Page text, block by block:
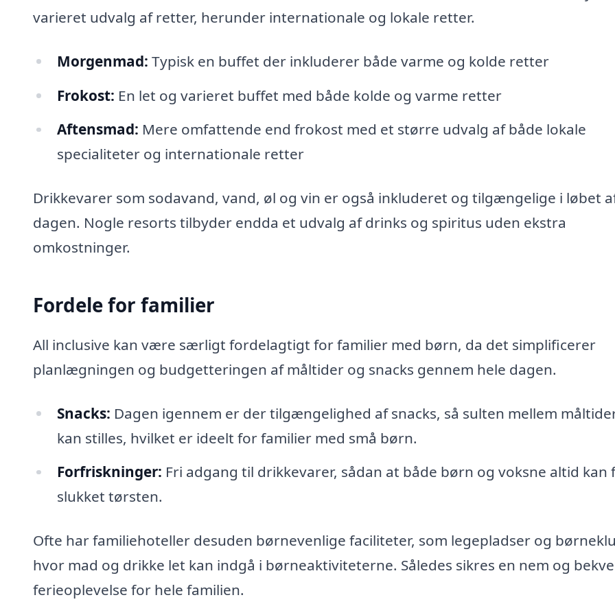
varieret udvalg af retter, herunder internationale og lokale retter.
Morgenmad: Typisk en buffet der inkluderer både varme og kolde retter
Frokost: En let og varieret buffet med både kolde og varme retter
Aftensmad: Mere omfattende end frokost med et større udvalg af både lokale
specialiteter og internationale retter
Drikkevarer som sodavand, vand, øl og vin er også inkluderet og tilgængelige i løbet
dagen. Nogle resorts tilbyder endda et udvalg af drinks og spiritus uden ekstra
omkostninger.
Fordele for familier
All inclusive kan være særligt fordelagtigt for familier med børn, da det simplificerer
planlægningen og budgetteringen af måltider og snacks gennem hele dagen.
Snacks: Dagen igennem er der tilgængelighed af snacks, så sulten mellem
kan stilles, hvilket er ideelt for familier med små børn.
Forfriskninger: Fri adgang til drikkevarer, sådan at både børn og voksne altid kan
slukket tørsten.
Ofte har familiehoteller desuden børnevenlige faciliteter, som legepladser og
hvor mad og drikke let kan indgå i børneaktiviteterne. Således sikres en nem og
ferieoplevelse for hele familien.